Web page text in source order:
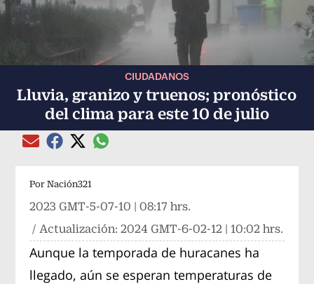
CIUDADANOS
Lluvia, granizo y truenos; pronóstico
del clima para este 10 de julio
Compartir el artículo actual mediante Email
Compartir el artículo actual mediante Facebook
Compartir el artículo actual mediante Twitter
Compartir el artículo actual mediante
Por Nación321
2023 GMT-5-07-10 | 08:17 hrs.
/ Actualización:2024 GMT-6-02-12 | 10:02 hrs.
Aunque la temporada de huracanes ha
llegado, aún se esperan temperaturas de